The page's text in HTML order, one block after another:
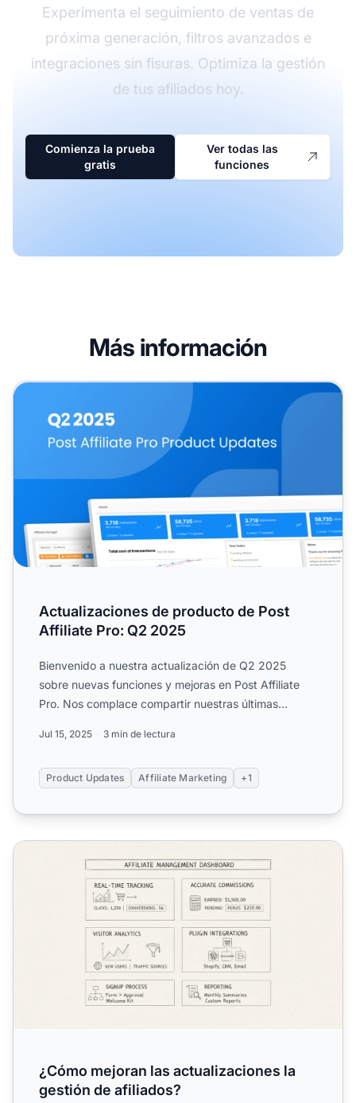
Experimenta el seguimiento de ventas de
próxima generación, filtros avanzados e
integraciones sin fisuras. Optimiza la gestión
de tus afiliados hoy.
Comienza la prueba
gratis
Ver todas las
funciones
Más información
Actualizaciones de producto de Post Affiliate Pro: Q2
Actualizaciones de producto de Post
Affiliate Pro: Q2 2025
Bienvenido a nuestra actualización de Q2 2025
sobre nuevas funciones y mejoras en Post Affiliate
Pro. Nos complace compartir nuestras últimas
Jul 15, 2025 3 min de lectura
Product Updates Affiliate Marketing +1
¿Cómo mejoran las actualizaciones la gestión de
¿Cómo mejoran las actualizaciones la
gestión de afiliados?